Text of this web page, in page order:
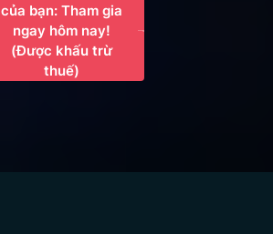
của bạn: Tham gia
ngay hôm nay!
(Được khấu trừ
thuế)